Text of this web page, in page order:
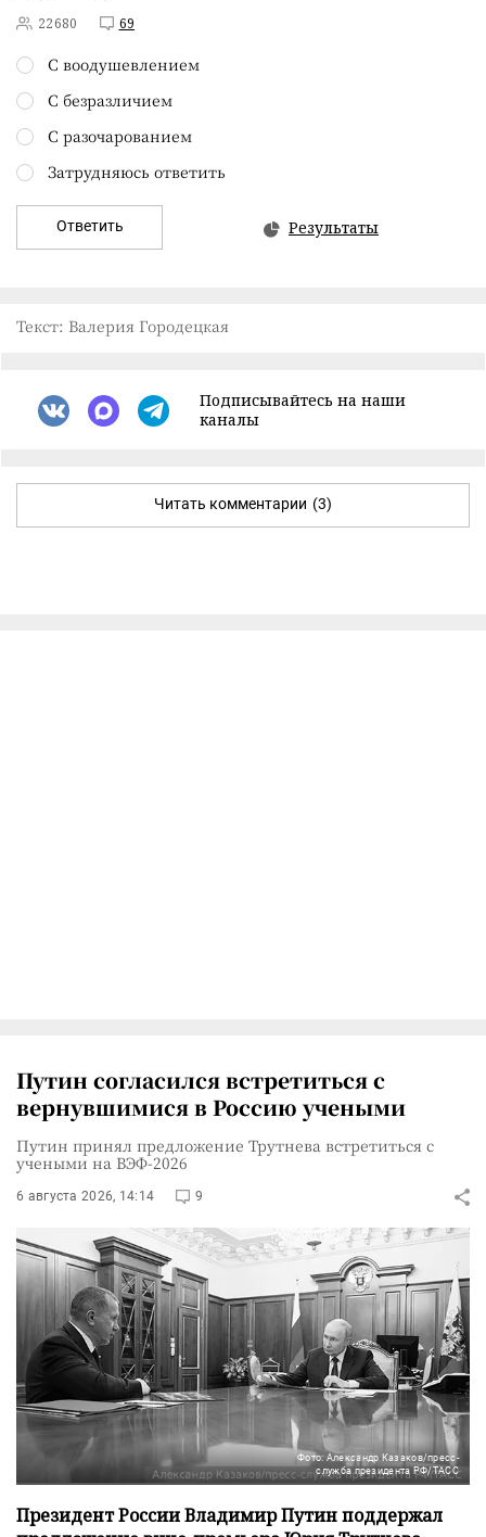
22680 69
С воодушевлением
С безразличием
С разочарованием
Затрудняюсь ответить
Ответить Результаты
Текст: Валерия Городецкая
Подписывайтесь на наши
каналы
Читать комментарии (3)
Путин согласился встретиться с
вернувшимися в Россию учеными
Путин принял предложение Трутнева встретиться с
учеными на ВЭФ-2026
6 августа 2026, 14:14 9
Фото: Александр Казаков/пресс-
служба президента РФ/ТАСС
Президент России Владимир Путин поддержал